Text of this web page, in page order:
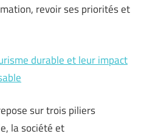
revoir ses priorités et
durable et leur impact
sur trois piliers
la société et